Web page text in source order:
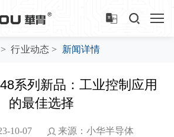
> 行业动态 > 新闻详情
系列新品：工业控制应用
的最佳选择
10-07 来源：小华半导体